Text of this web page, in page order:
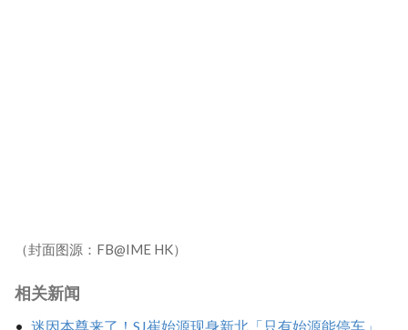
（封面图源：FB@IME HK）
相关新闻
迷因本尊来了！SJ崔始源现身新北「只有始源能停车」